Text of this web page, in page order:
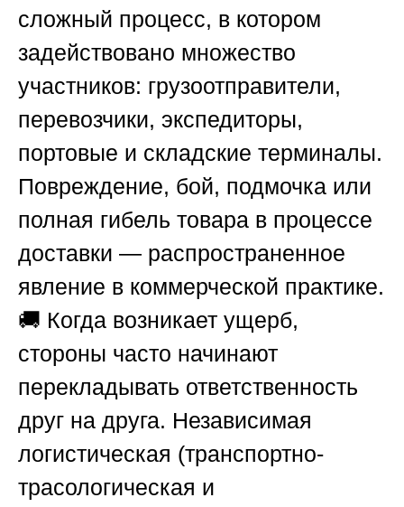
сложный процесс, в котором
задействовано множество
участников: грузоотправители,
перевозчики, экспедиторы,
портовые и складские терминалы.
Повреждение, бой, подмочка или
полная гибель товара в процессе
доставки — распространенное
явление в коммерческой практике.
🚚 Когда возникает ущерб,
стороны часто начинают
перекладывать ответственность
друг на друга. Независимая
логистическая (транспортно-
трасологическая и